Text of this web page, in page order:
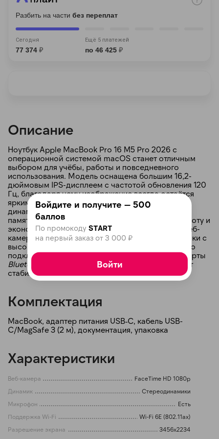
Разбить на части без переплат
Сегодня
77 374 ₽
Ещё 5 платежей
по 46 425 ₽
Описание
Ноутбук Apple MacBook Pro 16 M5 Pro 2026 с
операционной системой macOS станет отличным
выбором для учёбы, работы и повседневного
использования. Модель оснащена большим 16,2-
дюймовым IPS-дисплеем с частотой обновления 120
Гц, благодаря чему изображение всегда остаётся
ярким, детализированным и плавным, даже в
динамичных сценах. Современная оперативная
память типаLPDDR5x
обеспечивает быструю работу и
экономичное энергопотребление. Встроенная веб-
камера на 12 Мп позволяет проводить видеозвонки с
высоким качеством картинки. Для беспроводного
подключения поддерживаются новейшие стандарты
Bluetooth 6.0
Wi-Fi 7 (802.11be)
, что гарантирует
стабильную и быструю связь.
Комплектация
MacBook, адаптер питания USB‑C, кабель USB-
C/MagSafe 3 (2 м), документация, упаковка
Характеристики
Веб-камера
FaceTime HD 1080p
Динамик
Cтереодинамики
Микрофон
Есть
Поддержка Wi-Fi
Wi-Fi 6E (802.11ax)
Разрешение экрана
3456x2234
Войдите и получите — 500
баллов
По промокоду START
на первый заказ от 3 000 ₽
Войти